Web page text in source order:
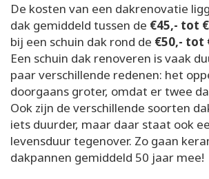
De kosten van een dakrenovatie
dak gemiddeld tussen de €45,- tot
bij een schuin dak rond de €50,- tot
Een schuin dak renoveren is vaak
paar verschillende redenen: het
doorgaans groter, omdat er twee
Ook zijn de verschillende soorten
iets duurder, maar daar staat ook
levensduur tegenover. Zo gaan
dakpannen gemiddeld 50 jaar mee!